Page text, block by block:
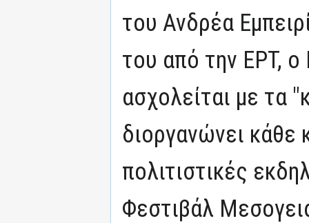
του Ανδρέα
του από την ΕΡΤ,
ασχολείται με τα
διοργανώνει κάθε
πολιτιστικές
Φεστιβάλ